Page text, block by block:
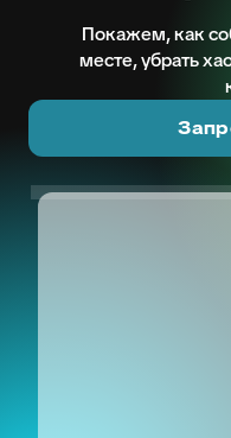
Покажем, как
месте, убрать